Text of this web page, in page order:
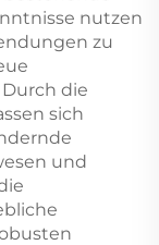
nutzen
zu
die
sich
und